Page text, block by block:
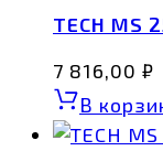
TECH MS
7 816,00 ₽
В